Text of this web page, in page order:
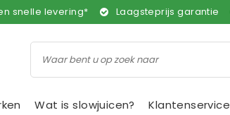
snelle levering* Laagsteprijs garantie
Wat is slowjuicen? Klantenservice